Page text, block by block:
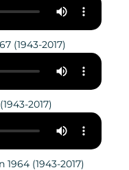
(1943-2017)
2017)
(1943-2017)